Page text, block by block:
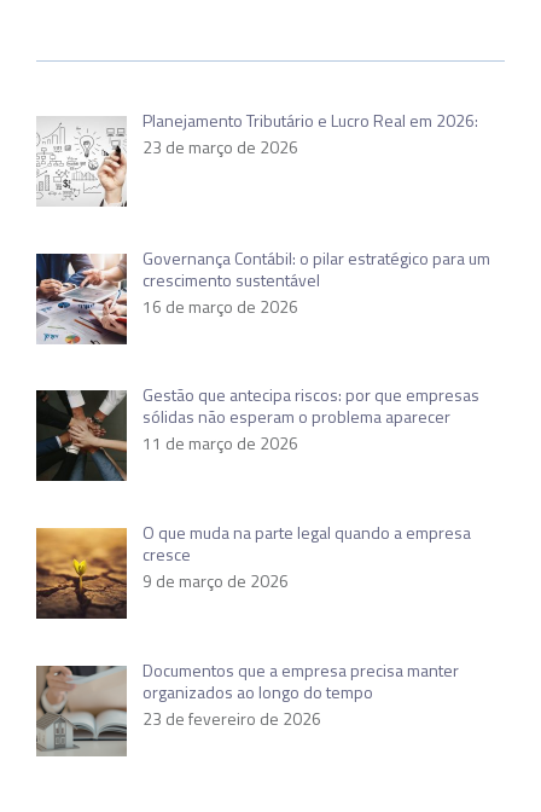
Planejamento Tributário e Lucro Real em 2026:
23 de março de 2026
Governança Contábil: o pilar estratégico para um
crescimento sustentável
16 de março de 2026
Gestão que antecipa riscos: por que empresas
sólidas não esperam o problema aparecer
11 de março de 2026
O que muda na parte legal quando a empresa
cresce
9 de março de 2026
Documentos que a empresa precisa manter
organizados ao longo do tempo
23 de fevereiro de 2026